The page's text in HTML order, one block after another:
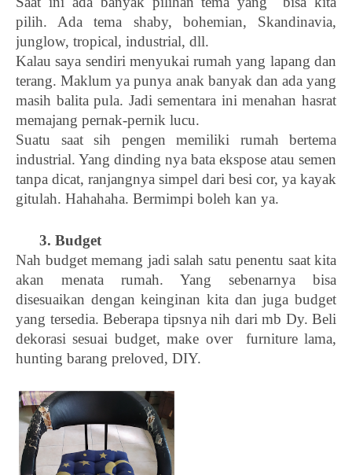
pilih. Ada tema shaby, bohemian, Skandinavia,
junglow, tropical, industrial, dll.
Kalau saya sendiri menyukai rumah yang lapang dan
terang. Maklum ya punya anak banyak dan ada yang
masih balita pula. Jadi sementara ini menahan hasrat
memajang pernak-pernik lucu.
Suatu saat sih pengen memiliki rumah bertema
industrial. Yang dinding nya bata ekspose atau semen
tanpa dicat, ranjangnya simpel dari besi cor, ya kayak
gitulah. Hahahaha. Bermimpi boleh kan ya.
3. Budget
Nah budget memang jadi salah satu penentu saat kita
akan menata rumah. Yang sebenarnya bisa
disesuaikan dengan keinginan kita dan juga budget
yang tersedia. Beberapa tipsnya nih dari mb Dy. Beli
dekorasi sesuai budget, make over  furniture lama,
hunting barang preloved, DIY.